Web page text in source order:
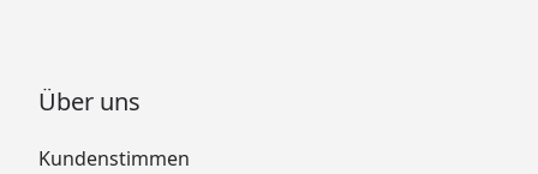
Über uns
Kundenstimmen